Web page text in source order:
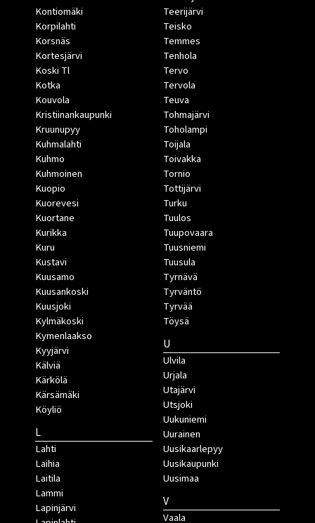
Kontiomäki
Korpilahti
Korsnäs
Kortesjärvi
Koski Tl
Kotka
Kouvola
Kristiinankaupunki
Kruunupyy
Kuhmalahti
Kuhmo
Kuhmoinen
Kuopio
Kuorevesi
Kuortane
Kurikka
Kuru
Kustavi
Kuusamo
Kuusankoski
Kuusjoki
Kylmäkoski
Kymenlaakso
Kyyjärvi
Kälviä
Kärkölä
Kärsämäki
Köyliö
L
Lahti
Laihia
Laitila
Lammi
Lapinjärvi
Teerijärvi
Teisko
Temmes
Tenhola
Tervo
Tervola
Teuva
Tohmajärvi
Toholampi
Toijala
Toivakka
Tornio
Tottijärvi
Turku
Tuulos
Tuupovaara
Tuusniemi
Tuusula
Tyrnävä
Tyrväntö
Tyrvää
Töysä
U
Ulvila
Urjala
Utajärvi
Utsjoki
Uukuniemi
Uurainen
Uusikaarlepyy
Uusikaupunki
Uusimaa
V
Vaala